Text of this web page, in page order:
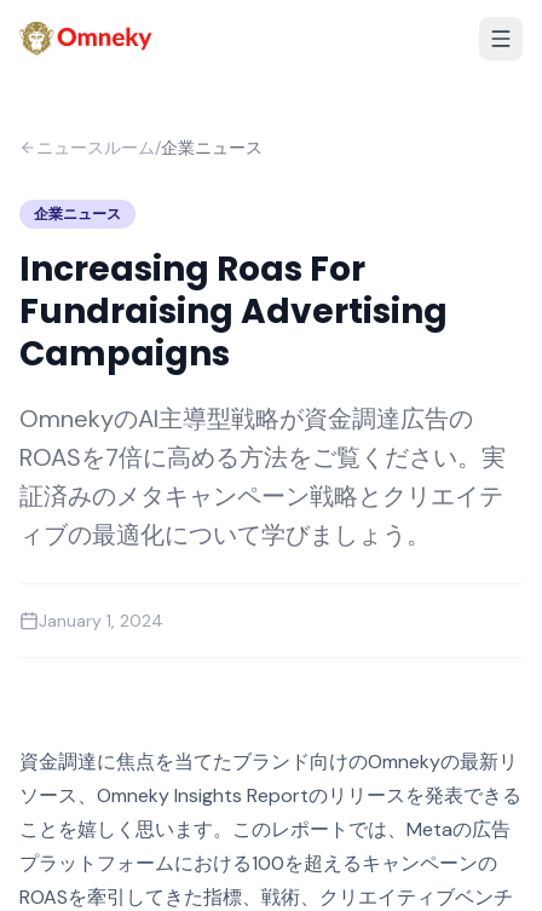
ニュースルーム/企業ニュース
企業ニュース
Increasing Roas For
Fundraising Advertising
Campaigns
OmnekyのAI主導型戦略が資金調達広告の
ROASを7倍に高める方法をご覧ください。実
証済みのメタキャンペーン戦略とクリエイテ
ィブの最適化について学びましょう。
January 1, 2024
資金調達に焦点を当てたブランド向けのOmnekyの最新リ
ソース、Omneky Insights Reportのリリースを発表できる
ことを嬉しく思います。このレポートでは、Metaの広告
プラットフォームにおける100を超えるキャンペーンの
ROASを牽引してきた指標、戦術、クリエイティブベンチ